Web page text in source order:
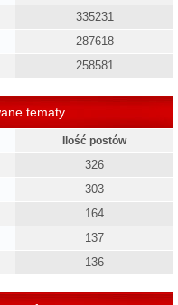
335231
287618
258581
tematy
Ilość postów
326
303
164
137
136